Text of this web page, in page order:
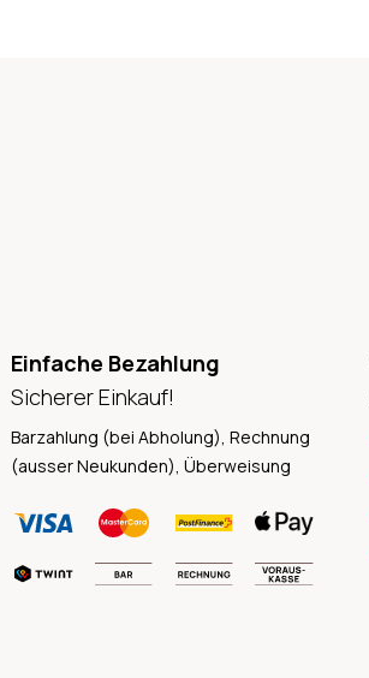
Einfache Bezahlung
Sicherer Einkauf!
Barzahlung (bei Abholung), Rechnung
(ausser Neukunden), Überweisung